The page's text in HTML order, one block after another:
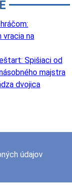
vracia na
Spišiaci od
majstra
dvojica
údajov